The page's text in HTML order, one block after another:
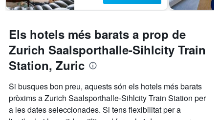
Els hotels més barats a prop de
Zurich Saalsporthalle-Sihlcity Train
Station, Zuric
Si busques bon preu, aquests són els hotels més barats
pròxims a Zurich Saalsporthalle-Sihlcity Train Station per
a les dates seleccionades. Si tens flexibilitat per a